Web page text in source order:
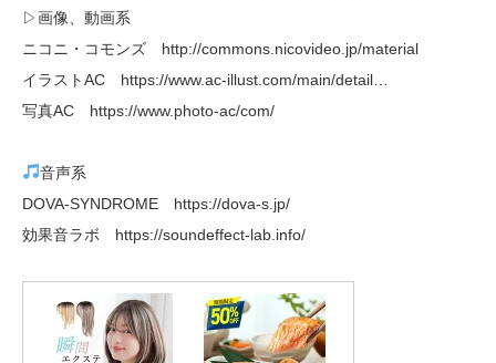
▷画像、動画系
ニコニ・コモンズ http://commons.nicovideo.jp/material
イラストAC https://www.ac-illust.com/main/detail…
写真AC https://www.photo-ac/com/
音声系
DOVA-SYNDROME https://dova-s.jp/
効果音ラボ https://soundeffect-lab.info/